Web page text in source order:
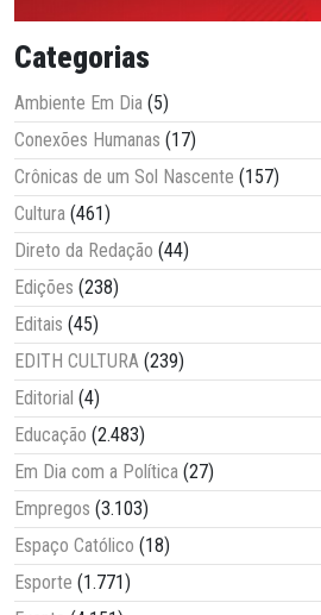
Categorias
Ambiente Em Dia (5)
Conexões Humanas (17)
Crônicas de um Sol Nascente (157)
Cultura (461)
Direto da Redação (44)
Edições (238)
Editais (45)
EDITH CULTURA (239)
Editorial (4)
Educação (2.483)
Em Dia com a Política (27)
Empregos (3.103)
Espaço Católico (18)
Esporte (1.771)